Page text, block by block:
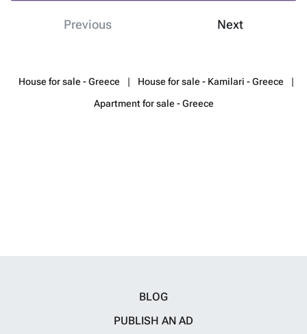
Previous Next
House for sale - Greece
House for sale - Kamilari - Greece
Apartment for sale - Greece
BLOG
PUBLISH AN AD